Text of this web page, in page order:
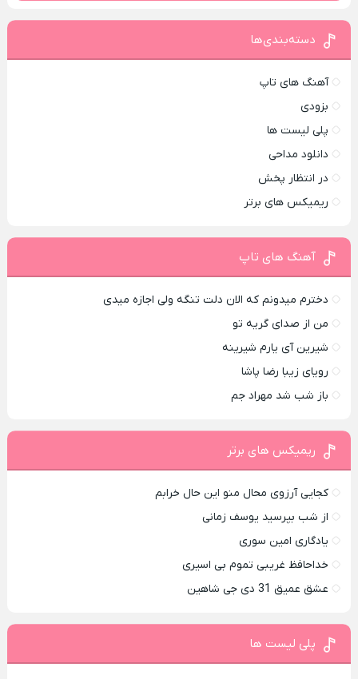
دسته‌بندی‌ها
آهنگ های تاپ
بزودی
پلی لیست ها
دانلود مداحی
در انتظار پخش
ریمیکس های برتر
آهنگ های تاپ
دخترم میدونم که الان دلت تنگه ولی اجازه میدی
من از صدای گريه تو
شیرین آی یارم شیرینه
رویای زیبا رضا پاشا
باز شب شد مهراد جم
ریمیکس های برتر
کجایی آرزوی محال منو این حال خرابم
از شب بپرسید یوسف زمانی
یادگاری امین سوری
خداحافظ غریبی تموم بی اسیری
عشق عمیق 31 دی جی شاهین
پلی لیست ها